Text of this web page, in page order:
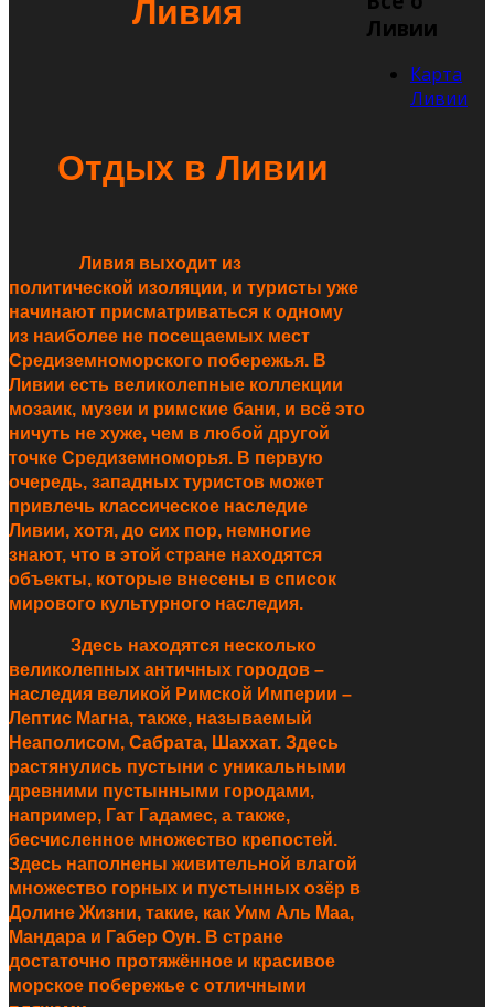
Ливия
Отдых в Ливии
Ливия выходит из
политической изоляции, и туристы уже
начинают присматриваться к одному
из наиболее не посещаемых мест
Средиземноморского побережья. В
Ливии есть великолепные коллекции
мозаик, музеи и римские бани, и всё это
ничуть не хуже, чем в любой другой
точке Средиземноморья. В первую
очередь, западных туристов может
привлечь классическое наследие
Ливии, хотя, до сих пор, немногие
знают, что в этой стране находятся
объекты, которые внесены в список
мирового культурного наследия.
Здесь находятся несколько
великолепных античных городов –
наследия великой Римской Империи –
Лептис Магна, также, называемый
Неаполисом, Сабрата, Шаххат. Здесь
растянулись пустыни с уникальными
древними пустынными городами,
например, Гат Гадамес, а также,
бесчисленное множество крепостей.
Здесь наполнены живительной влагой
множество горных и пустынных озёр в
Долине Жизни, такие, как Умм Аль Маа,
Мандара и Габер Оун. В стране
достаточно протяжённое и красивое
морское побережье с отличными
Ливии
Карта
Ливии